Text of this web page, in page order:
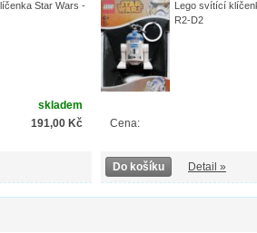
Star Wars -
skladem
191,00 Kč
Lego svítící
R2-D2
Cena:
Do košíku Detail »